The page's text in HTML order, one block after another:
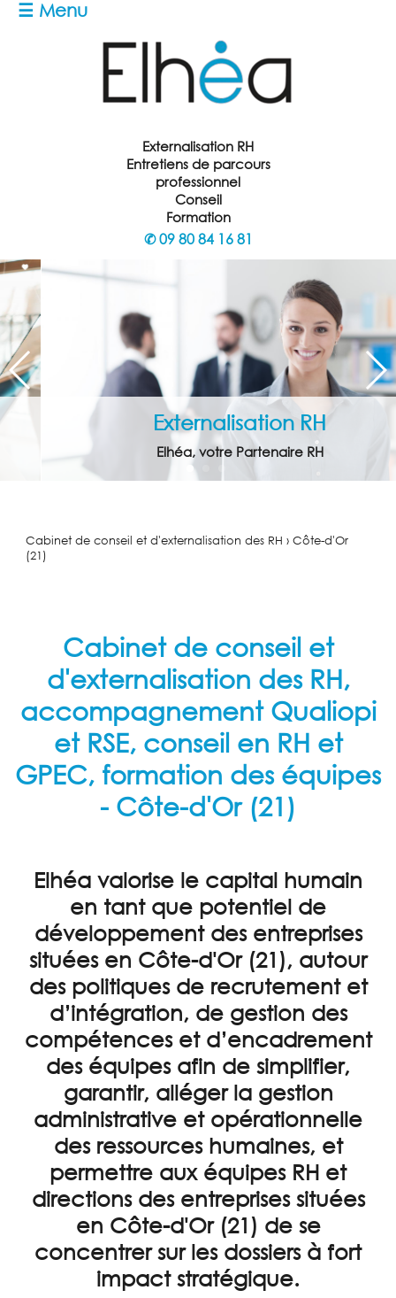
ENTRETIENS
PROFESSIONNELS
CONSEIL
FORMATION
ACTUALITÉS
TÉMOIGNAGES
CONTACT
PARTENAIRES
☰ Menu
Externalisation RH
Entretiens de parcours
professionnel
Conseil
Formation
✆09 80 84 16 81
Externalisation RH
Elhéa, votre Partenaire RH
Cabinet de conseil et d'externalisation des RH › Côte-d'Or
(21)
Cabinet de conseil et
d'externalisation des RH,
accompagnement Qualiopi
et RSE, conseil en RH et
GPEC, formation des équipes
- Côte-d'Or (21)
Elhéa valorise le capital humain
en tant que potentiel de
développement des entreprises
situées en Côte-d'Or (21), autour
des politiques de recrutement et
d’intégration, de gestion des
compétences et d’encadrement
des équipes afin de simplifier,
garantir, alléger la gestion
administrative et opérationnelle
des ressources humaines, et
permettre aux équipes RH et
directions des entreprises situées
en Côte-d'Or (21) de se
concentrer sur les dossiers à fort
impact stratégique.